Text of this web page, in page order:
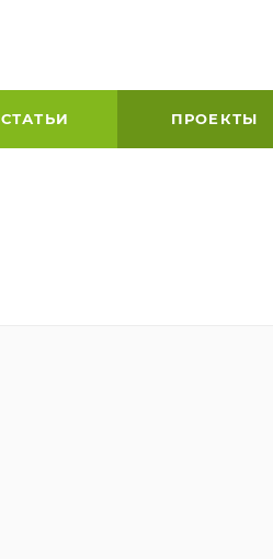
СТАТЬИ ПРОЕКТЫ